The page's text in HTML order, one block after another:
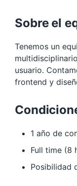
Sobre el
Tenemos un
usuario.
frontend y
1 año de
Full time (8
Posibilidad